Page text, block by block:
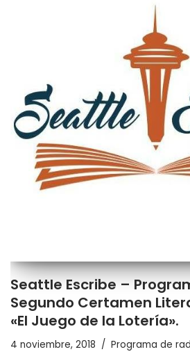
Seattle Escribe –
Segundo Certamen
«El Juego de la Lotería».
4 noviembre, 2018 Programa de